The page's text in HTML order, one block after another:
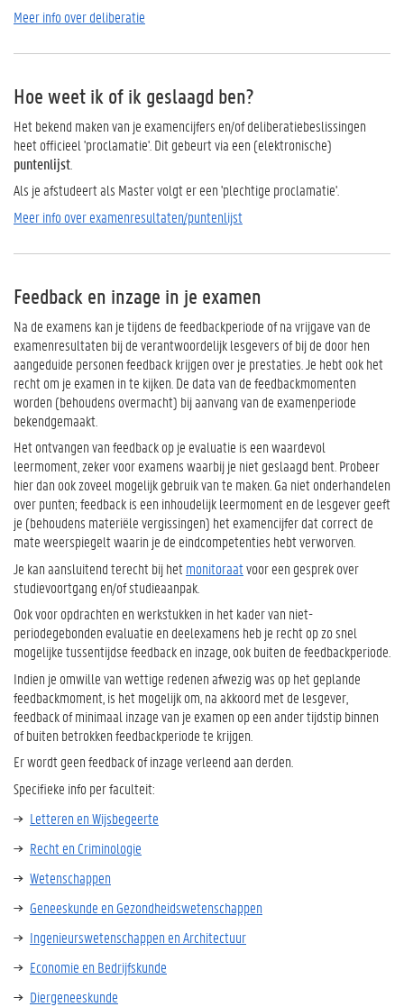
Meer info over deliberatie
Hoe weet ik of ik geslaagd ben?
Het bekend maken van je examencijfers en/of deliberatiebeslissingen
heet officieel 'proclamatie'. Dit gebeurt via een (elektronische)
puntenlijst
Als je afstudeert als Master volgt er een 'plechtige proclamatie'.
Meer info over examenresultaten/puntenlijst
Feedback en inzage in je examen
Na de examens kan je tijdens de feedbackperiode of na vrijgave van de
examenresultaten bij de verantwoordelijk lesgevers of bij de door hen
aangeduide personen feedback krijgen over je prestaties. Je hebt ook het
recht om je examen in te kijken. De data van de feedbackmomenten
worden (behoudens overmacht) bij aanvang van de examenperiode
bekendgemaakt.
Het ontvangen van feedback op je evaluatie is een waardevol
leermoment, zeker voor examens waarbij je niet geslaagd bent. Probeer
hier dan ook zoveel mogelijk gebruik van te maken. Ga niet onderhandelen
over punten; feedback is een inhoudelijk leermoment en de lesgever geeft
je (behoudens materiële vergissingen) het examencijfer dat correct de
mate weerspiegelt waarin je de eindcompetenties hebt verworven.
Je kan aansluitend terecht bij hetmonitoraatvoor een gesprek over
studievoortgang en/of studieaanpak.
Ook voor opdrachten en werkstukken in het kader van niet-
periodegebonden evaluatie en deelexamens heb je recht op zo snel
mogelijke tussentijdse feedback en inzage, ook buiten de feedbackperiode.
Indien je omwille van wettige redenen afwezig was op het geplande
feedbackmoment, is het mogelijk om, na akkoord met de lesgever,
feedback of minimaal inzage van je examen op een ander tijdstip binnen
of buiten betrokken feedbackperiode te krijgen.
Er wordt geen feedback of inzage verleend aan derden.
Specifieke info per faculteit:
Letteren en Wijsbegeerte
Recht en Criminologie
Wetenschappen
Geneeskunde en Gezondheidswetenschappen
Ingenieurswetenschappen en Architectuur
Economie en Bedrijfskunde
Diergeneeskunde